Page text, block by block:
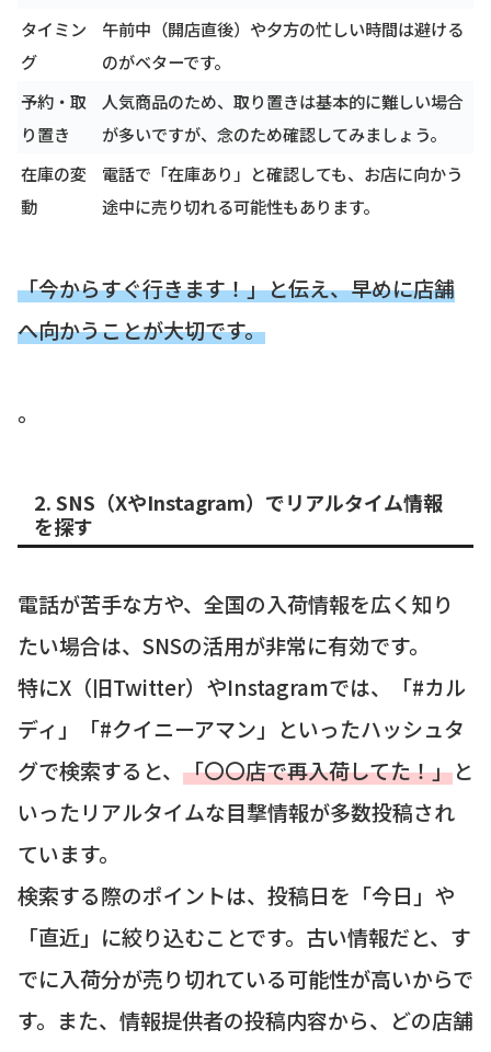
タイミン
グ
午前中（開店直後）や夕方の忙しい時間は避ける
のがベターです。
予約・取
り置き
人気商品のため、取り置きは基本的に難しい場合
が多いですが、念のため確認してみましょう。
在庫の変
動
電話で「在庫あり」と確認しても、お店に向かう
途中に売り切れる可能性もあります。
「今からすぐ行きます！」と伝え、早めに店舗
へ向かうことが大切です。
。
2. SNS（XやInstagram）でリアルタイム情報
を探す
電話が苦手な方や、全国の入荷情報を広く知り
たい場合は、SNSの活用が非常に有効です。
特にX（旧Twitter）やInstagramでは、「#カル
ディ」「#クイニーアマン」といったハッシュタ
グで検索すると、 「〇〇店で再入荷してた！」と
いったリアルタイムな目撃情報が多数投稿され
ています。
検索する際のポイントは、投稿日を「今日」や
「直近」に絞り込むことです。古い情報だと、す
でに入荷分が売り切れている可能性が高いからで
す。また、情報提供者の投稿内容から、どの店舗